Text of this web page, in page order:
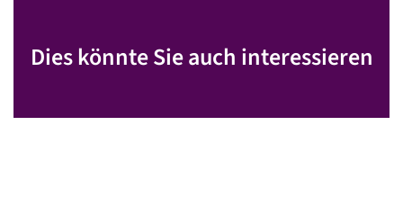
Dies könnte Sie auch interessieren